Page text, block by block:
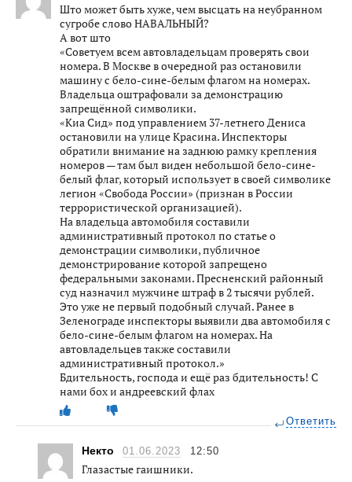
Што может быть хуже, чем высцать на неубранном
сугробе слово НАВАЛЬНЫЙ?
А вот што
«Советуем всем автовладельцам проверять свои
номера. В Москве в очередной раз остановили
машину с бело-сине-белым флагом на номерах.
Владельца оштрафовали за демонстрацию
запрещённой символики.
«Киа Сид» под управлением 37-летнего Дениса
остановили на улице Красина. Инспекторы
обратили внимание на заднюю рамку крепления
номеров — там был виден небольшой бело-сине-
белый флаг, который использует в своей символике
легион «Свобода России» (признан в России
террористической организацией).
На владельца автомобиля составили
административный протокол по статье о
демонстрации символики, публичное
демонстрирование которой запрещено
федеральными законами. Пресненский районный
суд назначил мужчине штраф в 2 тысячи рублей.
Это уже не первый подобный случай. Ранее в
Зеленограде инспекторы выявили два автомобиля с
бело-сине-белым флагом на номерах. На
автовладельцев также составили
административный протокол.»
Бдительность, господа и ещё раз бдительность! С
нами бох и андреевский флах
Ответить
Некто 01.06.2023 12:50
Глазастые гаишники.